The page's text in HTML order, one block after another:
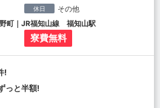
休日 その他
町｜JR福知山線 福知山駅
寮費無料
!
っと半額!